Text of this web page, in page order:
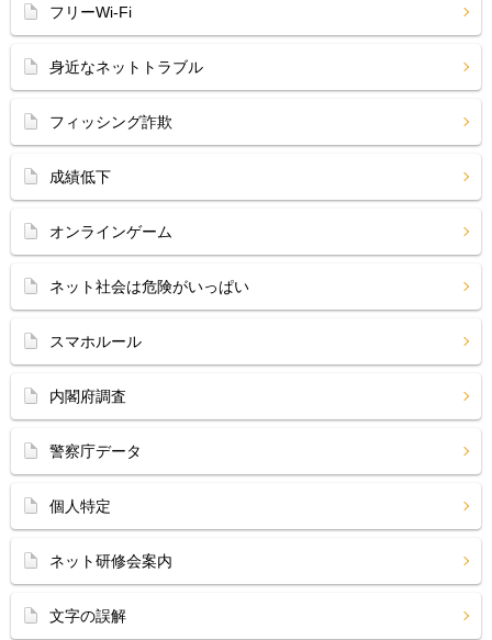
フリーWi-Fi
身近なネットトラブル
フィッシング詐欺
成績低下
オンラインゲーム
ネット社会は危険がいっぱい
スマホルール
内閣府調査
警察庁データ
個人特定
ネット研修会案内
文字の誤解